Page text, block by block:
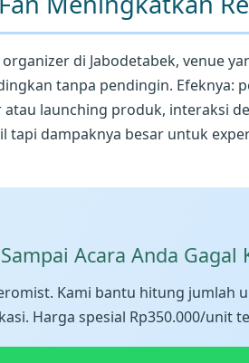
di Jabodetabek, venue
tanpa pendingin. Efeknya:
launching produk, interaksi
tapi dampaknya besar untuk
Acara Anda Gagal
Kami bantu hitung jumlah
Harga spesial Rp350.000/unit